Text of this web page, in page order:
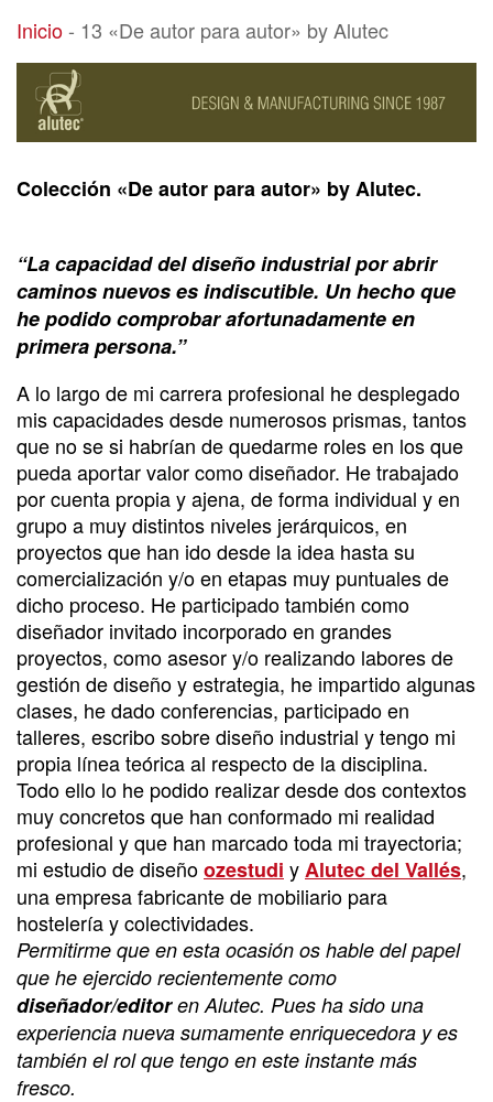
13 «De autor para autor» by Alutec
Inicio- 13 «De autor para autor» by Alutec
Colección «De autor para autor» by Alutec.
“La capacidad del diseño industrial por abrir
caminos nuevos es indiscutible. Un hecho que
he podido comprobar afortunadamente en
primera persona.”
A lo largo de mi carrera profesional he desplegado
mis capacidades desde numerosos prismas, tantos
que no se si habrían de quedarme roles en los que
pueda aportar valor como diseñador. He trabajado
por cuenta propia y ajena, de forma individual y en
grupo a muy distintos niveles jerárquicos, en
proyectos que han ido desde la idea hasta su
comercialización y/o en etapas muy puntuales de
dicho proceso. He participado también como
diseñador invitado incorporado en grandes
proyectos, como asesor y/o realizando labores de
gestión de diseño y estrategia, he impartido algunas
clases, he dado conferencias, participado en
talleres, escribo sobre diseño industrial y tengo mi
propia línea teórica al respecto de la disciplina.
Todo ello lo he podido realizar desde dos contextos
muy concretos que han conformado mi realidad
profesional y que han marcado toda mi trayectoria;
mi estudio de diseñoozestudi yAlutec del Vallés,
una empresa fabricante de mobiliario para
hostelería y colectividades.
Permitirme que en esta ocasión os hable del papel
que he ejercido recientemente como
diseñador/editoren Alutec. Pues ha sido una
experiencia nueva sumamente enriquecedora y es
también el rol que tengo en este instante más
fresco.